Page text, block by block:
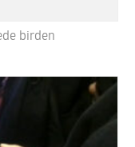
birden